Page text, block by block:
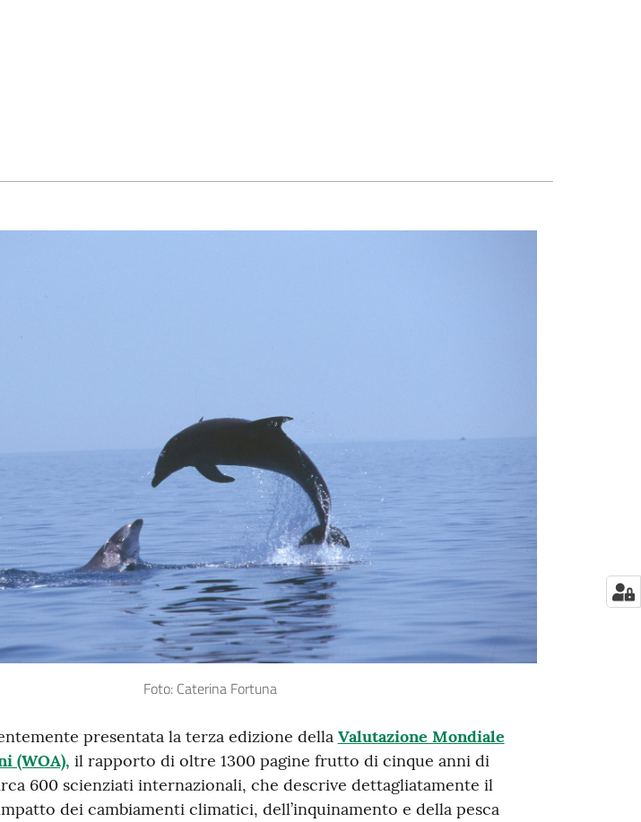
Foto: Caterina Fortuna
presentata la terza edizione della Valutazione Mondiale
(WOA), il rapporto di oltre 1300 pagine frutto di cinque anni di
600 scienziati internazionali, che descrive dettagliatamente il
dei cambiamenti climatici, dell’inquinamento e della pesca